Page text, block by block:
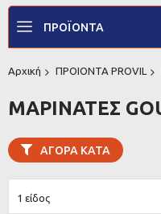
ΠΡΟΪΌΝΤΑ
Αρχική ΠΡΟΙΟΝΤΑ PROVIL
ΜΑΡΙΝΑΤΕΣ
1 είδος
ΑΓΟΡΆ ΚΑΤΆ